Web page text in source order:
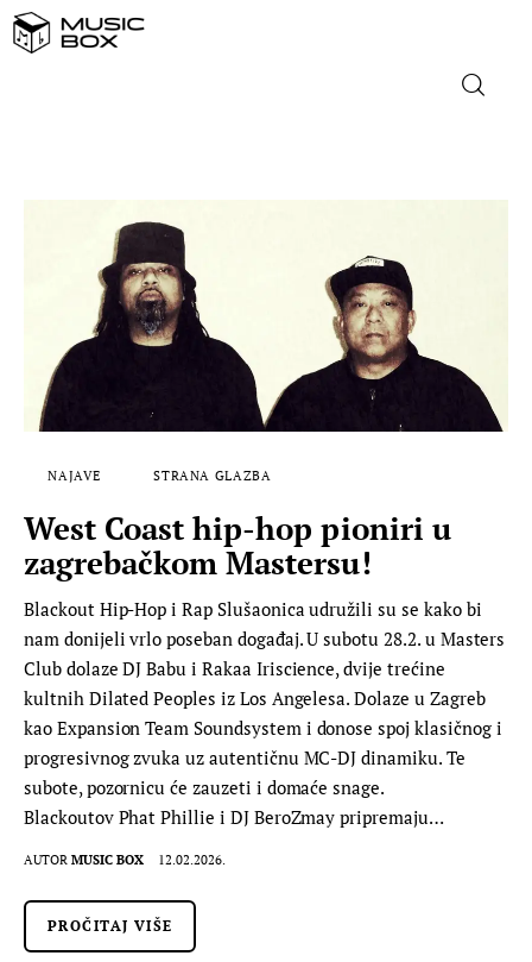
DOMAĆA GLAZBA
STRANA GLAZBA
FILM
MUSIC BOX
NAJAVE STRANA GLAZBA
West Coast hip-hop pioniri u
zagrebačkom Mastersu!
Blackout Hip-Hop i Rap Slušaonica udružili su se kako bi
nam donijeli vrlo poseban događaj. U subotu 28.2. u Masters
Club dolaze DJ Babu i Rakaa Iriscience, dvije trećine
kultnih Dilated Peoples iz Los Angelesa. Dolaze u Zagreb
kao Expansion Team Soundsystem i donose spoj klasičnog i
progresivnog zvuka uz autentičnu MC-DJ dinamiku. Te
subote, pozornicu će zauzeti i domaće snage.
Blackoutov Phat Phillie i DJ BeroZmay pripremaju…
AUTOR MUSIC BOX 12.02.2026.
PROČITAJ VIŠE